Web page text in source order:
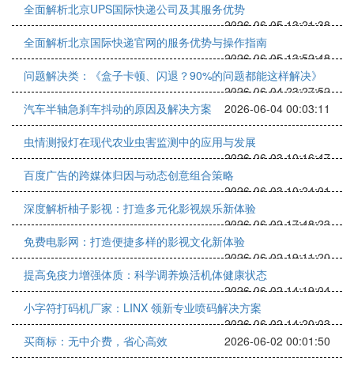
全面解析北京UPS国际快递公司及其服务优势
2026-06-05 13:21:38
全面解析北京国际快递官网的服务优势与操作指南
2026-06-05 13:52:48
问题解决类：《盒子卡顿、闪退？90%的问题都能这样解决》
2026-06-04 23:27:52
汽车半轴急刹车抖动的原因及解决方案
2026-06-04 00:03:11
虫情测报灯在现代农业虫害监测中的应用与发展
2026-06-03 10:16:47
百度广告的跨媒体归因与动态创意组合策略
2026-06-03 10:24:01
深度解析柚子影视：打造多元化影视娱乐新体验
2026-06-02 17:48:23
免费电影网：打造便捷多样的影视文化新体验
2026-06-02 19:11:20
提高免疫力增强体质：科学调养焕活机体健康状态
2026-06-02 14:19:04
小字符打码机厂家：LINX 领新专业喷码解决方案
2026-06-02 14:20:03
买商标：无中介费，省心高效
2026-06-02 00:01:50